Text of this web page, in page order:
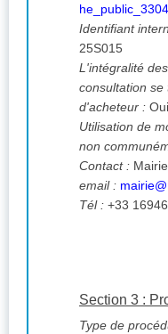
Identifiant
25S015
L'intégralité
consultation se
d'acheteur : Oui
Utilisation de
non
Contact :
email :
Tél : +33
Section 3 :
Type de